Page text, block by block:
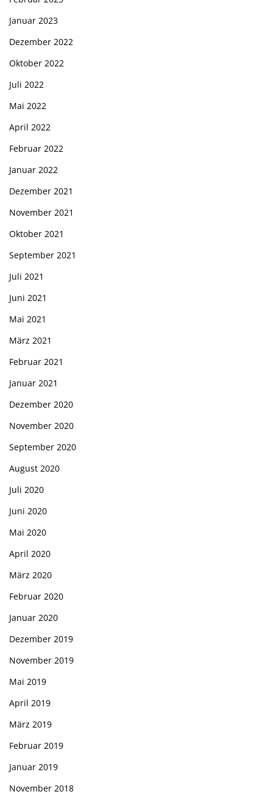
Januar 2023
Dezember 2022
Oktober 2022
Juli 2022
Mai 2022
April 2022
Februar 2022
Januar 2022
Dezember 2021
November 2021
Oktober 2021
September 2021
Juli 2021
Juni 2021
Mai 2021
März 2021
Februar 2021
Januar 2021
Dezember 2020
November 2020
September 2020
August 2020
Juli 2020
Juni 2020
Mai 2020
April 2020
März 2020
Februar 2020
Januar 2020
Dezember 2019
November 2019
Mai 2019
April 2019
März 2019
Februar 2019
Januar 2019
November 2018